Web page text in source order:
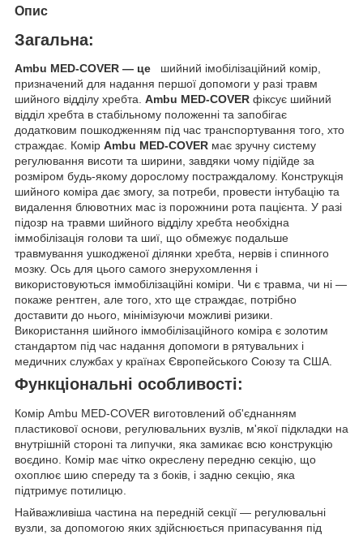
Опис
Загальна:
Ambu MED-COVER — це шийний імобілізаційний комір,
призначений для надання першої допомоги у разі травм
шийного відділу хребта. Ambu MED-COVER фіксує шийний
відділ хребта в стабільному положенні та запобігає
додатковим пошкодженням під час транспортування того, хто
страждає. Комір Ambu MED-COVER має зручну систему
регулювання висоти та ширини, завдяки чому підійде за
розміром будь-якому дорослому постраждалому. Конструкція
шийного коміра дає змогу, за потреби, провести інтубацію та
видалення блювотних мас із порожнини рота пацієнта. У разі
підозр на травми шийного відділу хребта необхідна
іммобілізація голови та шиї, що обмежує подальше
травмування ушкодженої ділянки хребта, нервів і спинного
мозку. Ось для цього самого знерухомлення і
використовуються іммобілізаційні коміри. Чи є травма, чи ні —
покаже рентген, але того, хто ще страждає, потрібно
доставити до нього, мінімізуючи можливі ризики.
Використання шийного іммобілізаційного коміра є золотим
стандартом під час надання допомоги в рятувальних і
медичних службах у країнах Європейського Союзу та США.
Функціональні особливості:
Комір Ambu MED-COVER виготовлений об'єднанням
пластикової основи, регулювальних вузлів, м'якої підкладки на
внутрішній стороні та липучки, яка замикає всю конструкцію
воєдино. Комір має чітко окреслену передню секцію, що
охоплює шию спереду та з боків, і задню секцію, яка
підтримує потилицю.
Найважливіша частина на передній секції — регулювальні
вузли, за допомогою яких здійснюється припасування під